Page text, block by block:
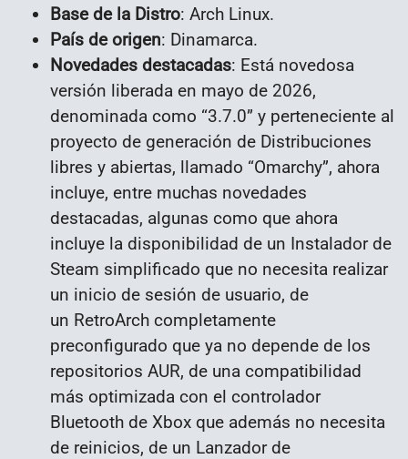
Base de la Distro: Arch Linux.
País de origen: Dinamarca.
Novedades destacadas: Está novedosa
versión liberada en mayo de 2026,
denominada como “3.7.0” y perteneciente al
proyecto de generación de Distribuciones
libres y abiertas, llamado “Omarchy”, ahora
incluye, entre muchas novedades
destacadas, algunas como que ahora
incluye la disponibilidad de un Instalador de
Steam simplificado que no necesita realizar
un inicio de sesión de usuario, de
un RetroArch completamente
preconfigurado que ya no depende de los
repositorios AUR, de una compatibilidad
más optimizada con el controlador
Bluetooth de Xbox que además no necesita
de reinicios, de un Lanzador de